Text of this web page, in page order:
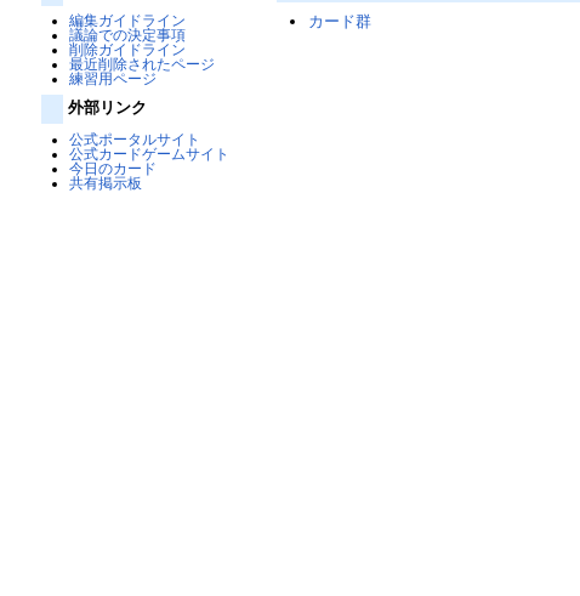
編集ガイドライン
議論での決定事項
削除ガイドライン
最近削除されたページ
練習用ページ
外部リンク
公式ポータルサイト
公式カードゲームサイト
今日のカード
共有掲示板
カード群